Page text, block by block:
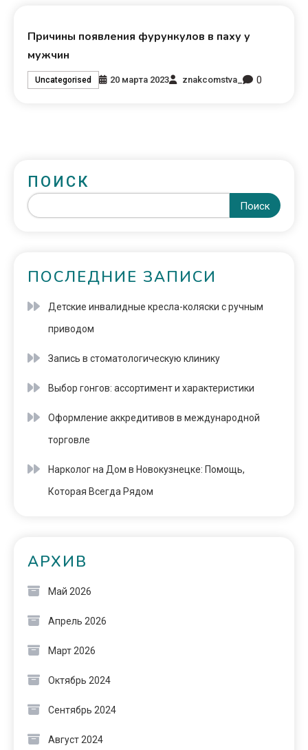
Причины появления фурункулов в паху у
мужчин
Uncategorised 20 марта 2023 znakcomstva_ 0
ПОИСК
Поиск
ПОСЛЕДНИЕ ЗАПИСИ
Детские инвалидные кресла-коляски с ручным
приводом
Запись в стоматологическую клинику
Выбор гонгов: ассортимент и характеристики
Оформление аккредитивов в международной
торговле
Нарколог на Дом в Новокузнецке: Помощь,
Которая Всегда Рядом
АРХИВ
Май 2026
Апрель 2026
Март 2026
Октябрь 2024
Сентябрь 2024
Август 2024